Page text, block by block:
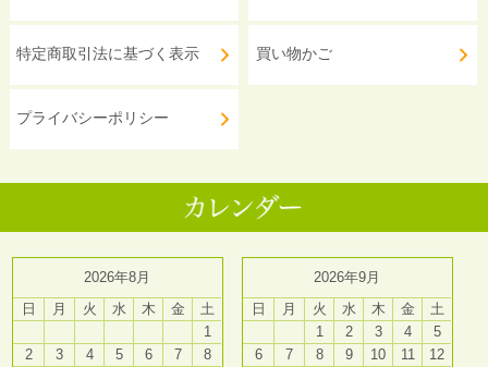
特定商取引法に基づく表示
プライバシーポリシー
買い物かご
2026年8月
日
月 火 水 木 金
土
1
2
3 4 5 6 7
8
2026年9月
日
月 火 水 木 金
土
1
2 3 4
5
6
7 8 9 10 11
12